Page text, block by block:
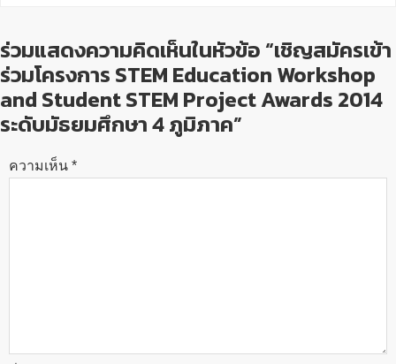
ร่วมแสดงความคิดเห็นในหัวข้อ “เชิญสมัครเข้า
ร่วมโครงการ STEM Education Workshop
and Student STEM Project Awards 2014
ระดับมัธยมศึกษา 4 ภูมิภาค”
ความเห็น *